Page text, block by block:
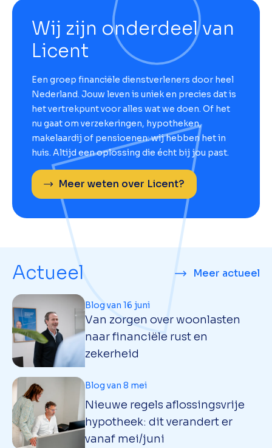
Wij zijn onderdeel van
Licent
Een groep financiële dienstverleners door heel
Nederland. Jouw leven is uniek en precies dat is
het vertrekpunt voor alles wat we doen. Of het
nu gaat om verzekeringen, hypotheken,
makelaardij of pensioenen: wij hebben het in
huis. Altijd een oplossing die écht bij jou past.
Meer weten over Licent?
Actueel Meer actueel
Van zorgen over woonlasten
naar financiële rust en
zekerheid
Blog van 16 juni
Nieuwe regels aflossingsvrije
hypotheek: dit verandert er
vanaf mei/juni
Blog van 8 mei